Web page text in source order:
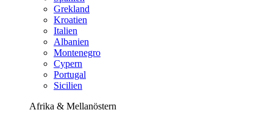
Grekland
Kroatien
Italien
Albanien
Montenegro
Cypern
Portugal
Sicilien
Afrika & Mellanöstern